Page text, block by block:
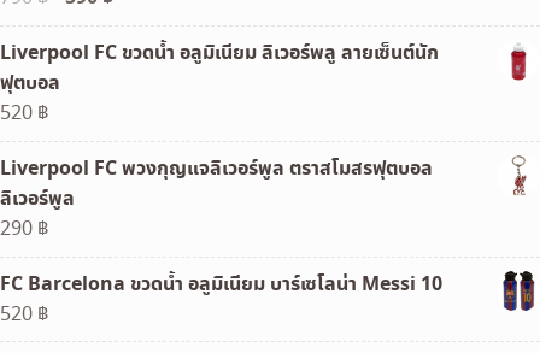
price
was:
790 ฿.
price
is:
Liverpool FC ขวดน้ำ อลูมิเนียม ลิเวอร์พลู ลายเซ็นต์นัก
ฟุตบอล
520 ฿
Liverpool FC พวงกุญแจลิเวอร์พูล ตราสโมสรฟุตบอล
ลิเวอร์พูล
290 ฿
FC Barcelona ขวดน้ำ อลูมิเนียม บาร์เซโลน่า Messi 10
520 ฿